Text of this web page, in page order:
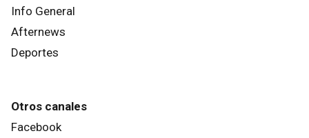
Info General
Afternews
Deportes
Otros canales
Facebook